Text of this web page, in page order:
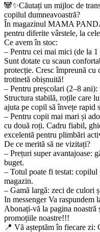
🐼✨Căutați un mijloc de
copilul dumneavoastră?
În magazinul MAMA
pentru diferite vârstele, la
Ce avem în stoc:
– Pentru cei mai mici (de la
Sunt dotate cu scaun
protecție. Cresc împreună cu
trotinetă obișnuită!
– Pentru preșcolari (2–8
Structura stabilă, roțile care
ajuta pe copil să învețe rapid
– Pentru copii mai mari și
cu două roți. Cadru fiabil,
excelentă pentru plimbări
De ce merită să ne vizitați?
– Prețuri super avantajoase:
buget.
– Totul poate fi testat: copilul
magazin.
– Gamă largă: zeci de culori
In messenger Va raspundem
Abonați-vă la pagina
promoțiile noastre!!!
📍 Vă așteptăm în fiecare zi: